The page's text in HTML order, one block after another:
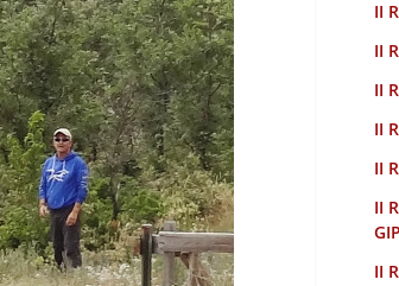
II
II
II
II
II
II
II